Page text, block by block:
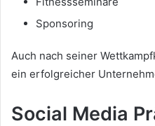
Sponsoring
Auch nach seiner
ein erfolgreicher
Social Media